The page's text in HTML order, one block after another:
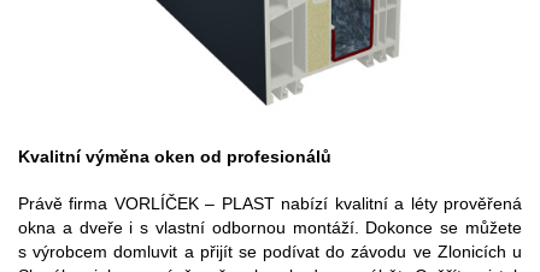
Kvalitní výměna oken od profesionálů
Právě firma VORLÍČEK – PLAST nabízí kvalitní a léty prověřená
okna a dveře i s vlastní odbornou montáží. Dokonce se můžete
s výrobcem domluvit a přijít se podívat do závodu ve Zlonicích u